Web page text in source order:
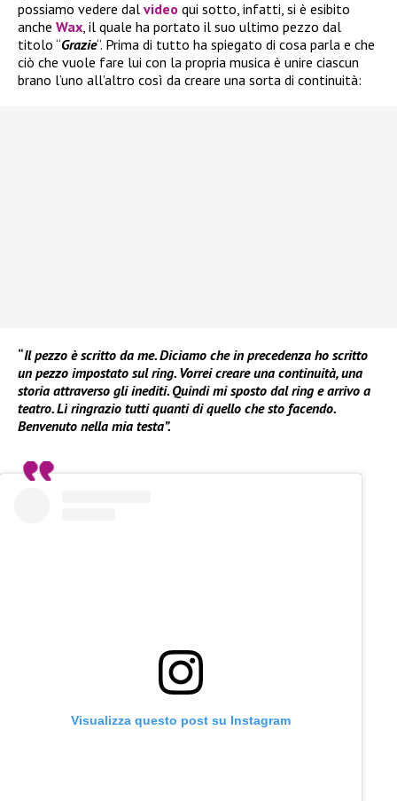
possiamo vedere dal video qui sotto, infatti, si è esibito
anche Wax, il quale ha portato il suo ultimo pezzo dal
titolo “Grazie“. Prima di tutto ha spiegato di cosa parla e che
ciò che vuole fare lui con la propria musica è unire ciascun
brano l’uno all’altro così da creare una sorta di continuità:
“Il pezzo è scritto da me. Diciamo che in precedenza ho scritto
un pezzo impostato sul ring. Vorrei creare una continuità, una
storia attraverso gli inediti. Quindi mi sposto dal ring e arrivo a
teatro. Lì ringrazio tutti quanti di quello che sto facendo.
Benvenuto nella mia testa”.
Visualizza questo post su Instagram